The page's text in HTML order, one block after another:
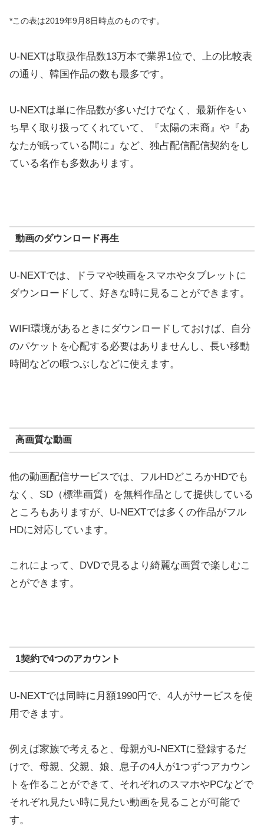
*この表は2019年9月8日時点のものです。
U-NEXTは取扱作品数13万本で業界1位で、上の比較表
の通り、韓国作品の数も最多です。
U-NEXTは単に作品数が多いだけでなく、最新作をい
ち早く取り扱ってくれていて、『太陽の末裔』や『あ
なたが眠っている間に』など、独占配信配信契約をし
ている名作も多数あります。
動画のダウンロード再生
U-NEXTでは、ドラマや映画をスマホやタブレットに
ダウンロードして、好きな時に見ることができます。
WIFI環境があるときにダウンロードしておけば、自分
のパケットを心配する必要はありませんし、長い移動
時間などの暇つぶしなどに使えます。
高画質な動画
他の動画配信サービスでは、フルHDどころかHDでも
なく、SD（標準画質）を無料作品として提供している
ところもありますが、U-NEXTでは多くの作品がフル
HDに対応しています。
これによって、DVDで見るより綺麗な画質で楽しむこ
とができます。
1契約で4つのアカウント
U-NEXTでは同時に月額1990円で、4人がサービスを使
用できます。
例えば家族で考えると、母親がU-NEXTに登録するだ
けで、母親、父親、娘、息子の4人が1つずつアカウン
トを作ることができて、それぞれのスマホやPCなどで
それぞれ見たい時に見たい動画を見ることが可能で
す。